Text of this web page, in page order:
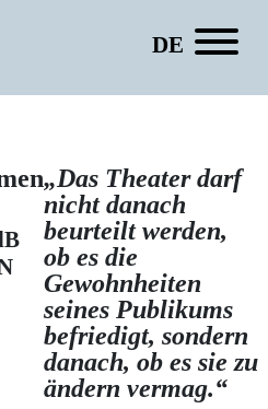
DE
„Das Theater darf
nicht danach
beurteilt werden,
ob es die
Gewohnheiten
seines Publikums
befriedigt, sondern
danach, ob es sie zu
ändern vermag.“